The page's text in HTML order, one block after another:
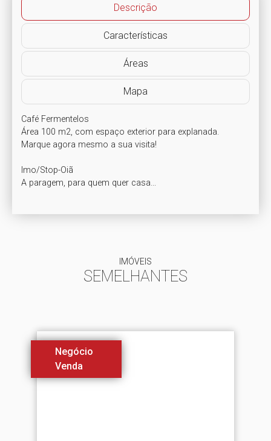
Descrição
Características
Áreas
Mapa
Café Fermentelos
Área 100 m2, com espaço exterior para explanada.
Marque agora mesmo a sua visita!
Imo/Stop-Oiã
A paragem, para quem quer casa...
IMÓVEIS
SEMELHANTES
Negócio
Venda